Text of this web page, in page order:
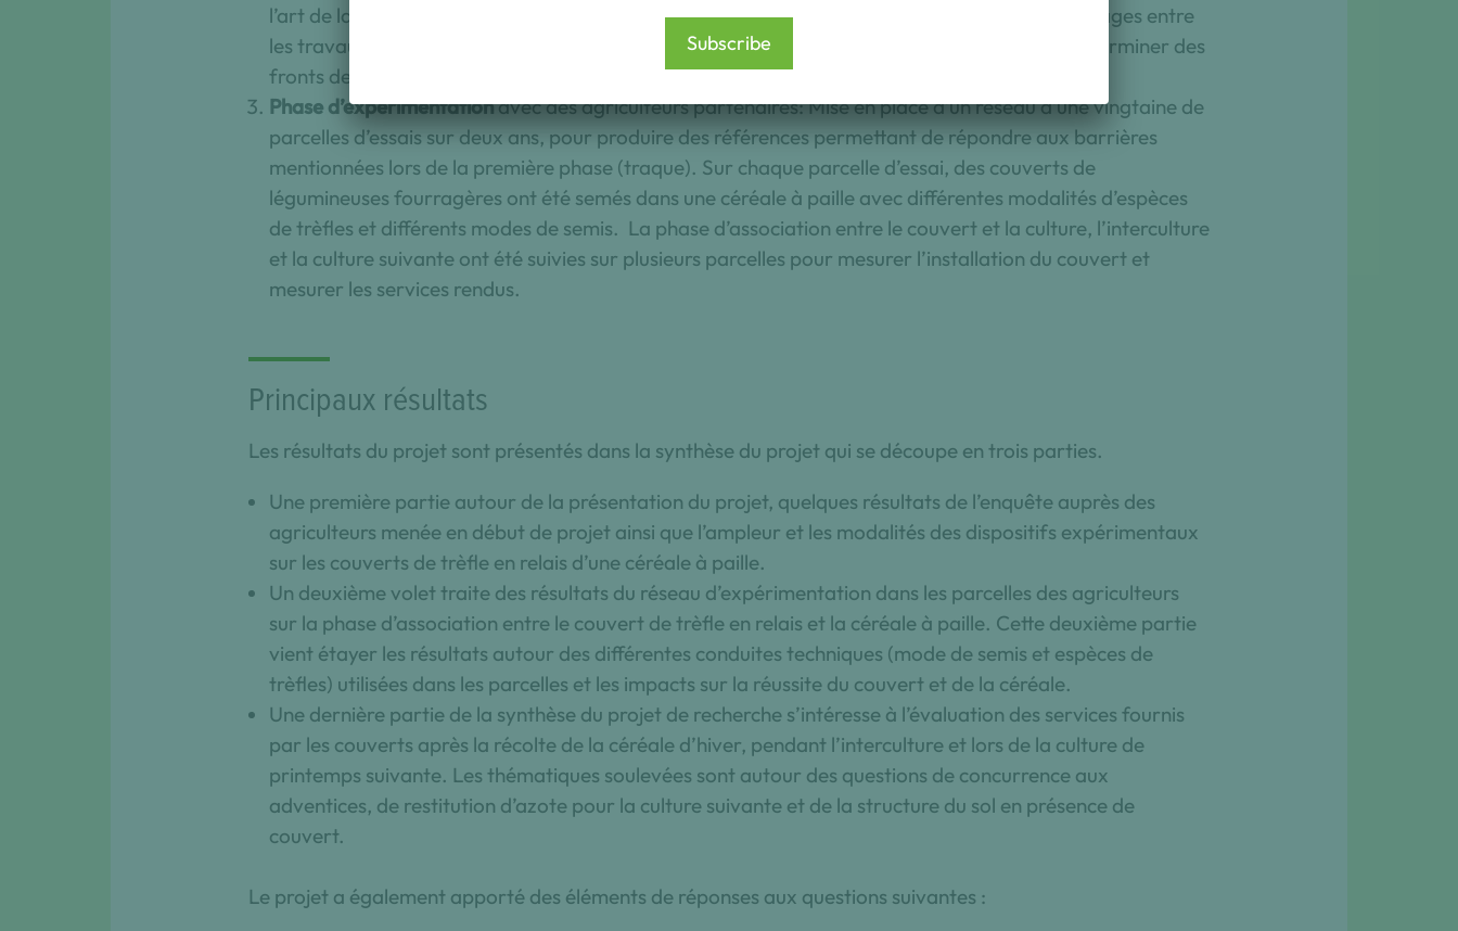
Subscribe
l’art de la littérature scientifique portant sur ces techniques pour identifier les éventuels décalages entre
les travaux scientifiques et les besoins de références pour les agriculteurs et conseillers et déterminer des
fronts de recherche pertinents.
Phase d’expérimentationavec des agriculteurs partenaires: Mise en place d’un réseau d’une vingtaine de
parcelles d’essais sur deux ans, pour produire des références permettant de répondre aux barrières
mentionnées lors de la première phase (traque). Sur chaque parcelle d’essai, des couverts de
légumineuses fourragères ont été semés dans une céréale à paille avec différentes modalités d’espèces
de trèfles et différents modes de semis. La phase d’association entre le couvert et la culture, l’interculture
et la culture suivante ont été suivies sur plusieurs parcelles pour mesurer l’installation du couvert et
mesurer les services rendus.
Principaux résultats
Les résultats du projet sont présentés dans la synthèse du projet qui se découpe en trois parties.
Une première partie autour de la présentation du projet, quelques résultats de l’enquête auprès des
agriculteurs menée en début de projet ainsi que l’ampleur et les modalités des dispositifs expérimentaux
sur les couverts de trèfle en relais d’une céréale à paille.
Un deuxième volet traite des résultats du réseau d’expérimentation dans les parcelles des agriculteurs
sur la phase d’association entre le couvert de trèfle en relais et la céréale à paille. Cette deuxième partie
vient étayer les résultats autour des différentes conduites techniques (mode de semis et espèces de
trèfles) utilisées dans les parcelles et les impacts sur la réussite du couvert et de la céréale.
Une dernière partie de la synthèse du projet de recherche s’intéresse à l’évaluation des services fournis
par les couverts après la récolte de la céréale d’hiver, pendant l’interculture et lors de la culture de
printemps suivante. Les thématiques soulevées sont autour des questions de concurrence aux
adventices, de restitution d’azote pour la culture suivante et de la structure du sol en présence de
couvert.
Le projet a également apporté des éléments de réponses aux questions suivantes :